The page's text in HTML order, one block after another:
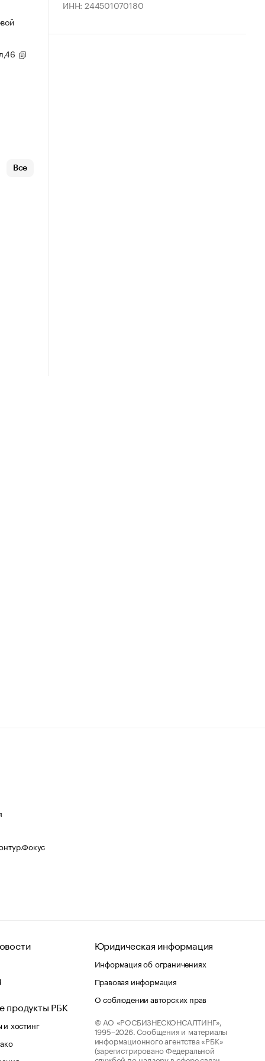
Все
ИНН: 244501070180
продукты РБК
хостинг
Юридическая информация
Информация об ограничениях
Правовая информация
О соблюдении авторских прав
© АО «РОСБИЗНЕСКОНСАЛТИНГ»,
1995–2026. Сообщения и материалы
информационного агентства «РБК»
(зарегистрировано Федеральной